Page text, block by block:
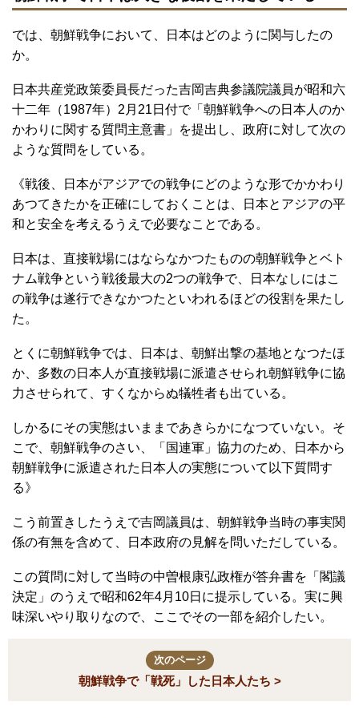
では、朝鮮戦争において、日本はどのように関与したの
か。
日本共産党政策委員長だった吉岡吉典参議院議員が昭和六
十二年（1987年）2月21日付で「朝鮮戦争への日本人のか
かわりに関する質問主意書」を提出し、政府に対して次の
ような質問をしている。
《戦後、日本がアジアでの戦争にどのような形でかかわり
あつてきたかを正確にしておくことは、日本とアジアの平
和と安全を考えるうえで必要なことである。
日本は、直接戦場にはならなかつたものの朝鮮戦争とベト
ナム戦争という戦後最大の2つの戦争で、日本なしにはこ
の戦争は遂行できなかつたといわれるほどの役割を果たし
た。
とくに朝鮮戦争では、日本は、朝鮮出撃の基地となつたほ
か、多数の日本人が直接戦場に派遣させられ朝鮮戦争に協
力させられて、すくなからぬ犠牲者も出ている。
しかるにその実態はいままであきらかになつていない。そ
こで、朝鮮戦争のさい、「国連軍」協力のため、日本から
朝鮮戦争に派遣された日本人の実態について以下質問す
る》
こう前置きしたうえで吉岡議員は、朝鮮戦争当時の事実関
係の有無を含めて、日本政府の見解を問いただしている。
この質問に対して当時の中曽根康弘政権が答弁書を「閣議
決定」のうえで昭和62年4月10日に提示している。実に興
味深いやり取りなので、ここでその一部を紹介したい。
次のページ
朝鮮戦争で「戦死」した日本人たち >